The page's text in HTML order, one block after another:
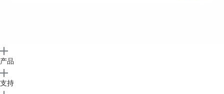
产品
支持